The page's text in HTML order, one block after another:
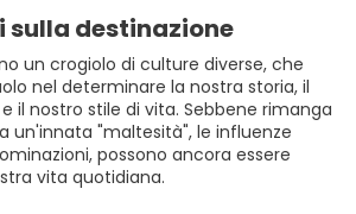
sulla destinazione
un crogiolo di culture diverse, che
nel determinare la nostra storia, il
il nostro stile di vita. Sebbene rimanga
un'innata "maltesità", le influenze
possono ancora essere
vita quotidiana.